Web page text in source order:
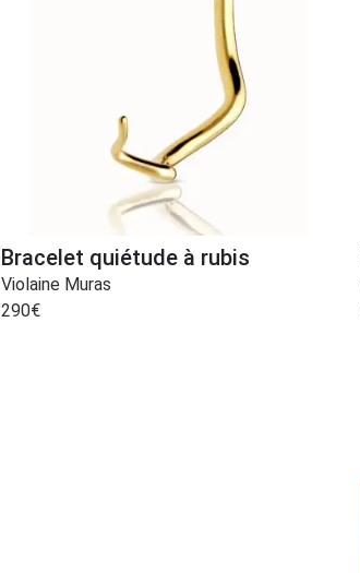
Bracelet quiétude à rubis
Violaine Muras
290€